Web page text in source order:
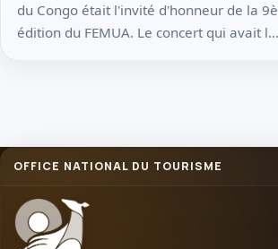
du Congo était l'invité d'honneur de la
édition du FEMUA. Le concert qui avait l...
OFFICE NATIONAL DU TOURISME